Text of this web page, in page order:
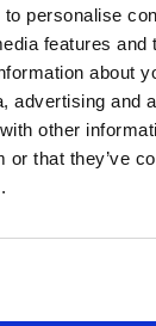
personalise
features and
about
advertising and
other
or that they’ve